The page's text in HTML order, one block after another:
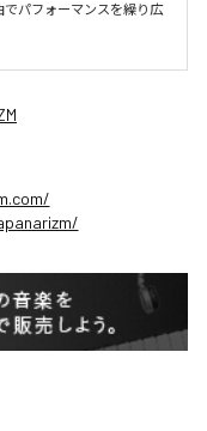
パフォーマンスを繰り広